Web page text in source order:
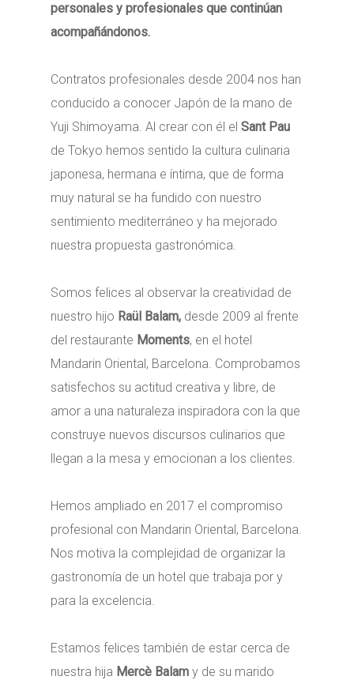
personales y profesionales que continúan
acompañándonos.
Contratos profesionales desde 2004 nos han
conducido a conocer Japón de la mano de
Yuji Shimoyama. Al crear con él el Sant Pau
de Tokyo hemos sentido la cultura culinaria
japonesa, hermana e íntima, que de forma
muy natural se ha fundido con nuestro
sentimiento mediterráneo y ha mejorado
nuestra propuesta gastronómica.
Somos felices al observar la creatividad de
nuestro hijo Raül Balam, desde 2009 al frente
del restaurante Moments, en el hotel
Mandarin Oriental, Barcelona. Comprobamos
satisfechos su actitud creativa y libre, de
amor a una naturaleza inspiradora con la que
construye nuevos discursos culinarios que
llegan a la mesa y emocionan a los clientes.
Hemos ampliado en 2017 el compromiso
profesional con Mandarin Oriental, Barcelona.
Nos motiva la complejidad de organizar la
gastronomía de un hotel que trabaja por y
para la excelencia.
Estamos felices también de estar cerca de
nuestra hija Mercè Balam y de su marido